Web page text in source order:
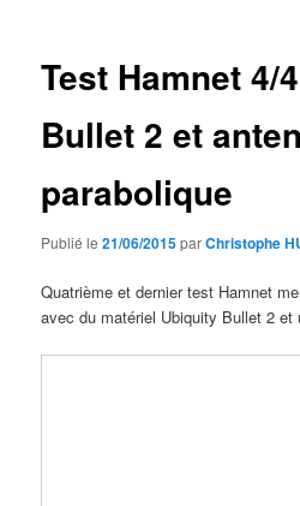
Test Hamnet 4/
Bullet 2 et
parabolique
Publié le21/06/2015parChristophe
Quatrième et dernier test Hamnet
avec du matériel Ubiquity Bullet 2 et